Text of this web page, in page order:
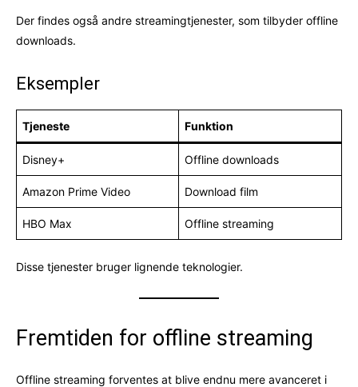
Der findes også andre streamingtjenester, som tilbyder offline
downloads.
Eksempler
Tjeneste Funktion
Disney+ Offline downloads
Amazon Prime Video Download film
HBO Max Offline streaming
Disse tjenester bruger lignende teknologier.
Fremtiden for offline streaming
Offline streaming forventes at blive endnu mere avanceret i